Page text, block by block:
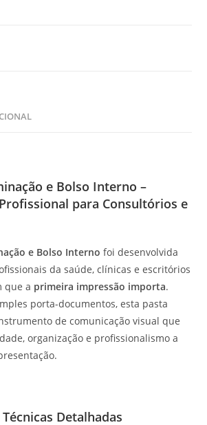
e Bolso Interno –
para Consultórios e
e Bolso Interno foi desenvolvida
da saúde, clínicas e escritórios
que a primeira impressão importa.
porta-documentos, esta pasta
de comunicação visual que
organização e profissionalismo a
Detalhadas